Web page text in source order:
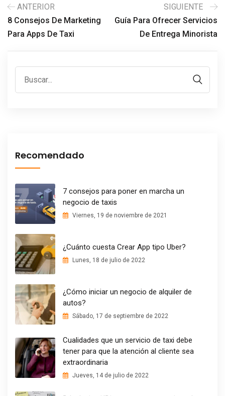
ANTERIOR
8 Consejos De Marketing
Para Apps De Taxi
SIGUIENTE
Guía Para Ofrecer Servicios
De Entrega Minorista
Recomendado
7 consejos para poner en marcha un
negocio de taxis
Viernes, 19 de noviembre de 2021
¿Cuánto cuesta Crear App tipo Uber?
Lunes, 18 de julio de 2022
¿Cómo iniciar un negocio de alquiler de
autos?
Sábado, 17 de septiembre de 2022
Cualidades que un servicio de taxi debe
tener para que la atención al cliente sea
extraordinaria
Jueves, 14 de julio de 2022